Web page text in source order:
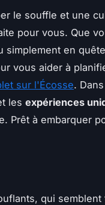
le souffle et une
pour vous. Que
simplement en quête
vous aider à
sur l'Écosse.
les expériences
Prêt à embarquer
qui semblent